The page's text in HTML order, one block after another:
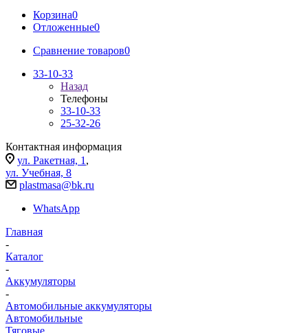
Корзина0
Отложенные0
Сравнение товаров0
33-10-33
Назад
Телефоны
33-10-33
25-32-26
Контактная информация
ул. Ракетная, 1 ,
ул. Учебная, 8
plastmasa@bk.ru
WhatsApp
Главная
-
Каталог
-
Аккумуляторы
-
Автомобильные аккумуляторы
Автомобильные
Тяговые